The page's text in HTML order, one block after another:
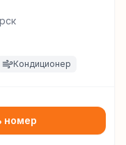
Кондиционер
номер